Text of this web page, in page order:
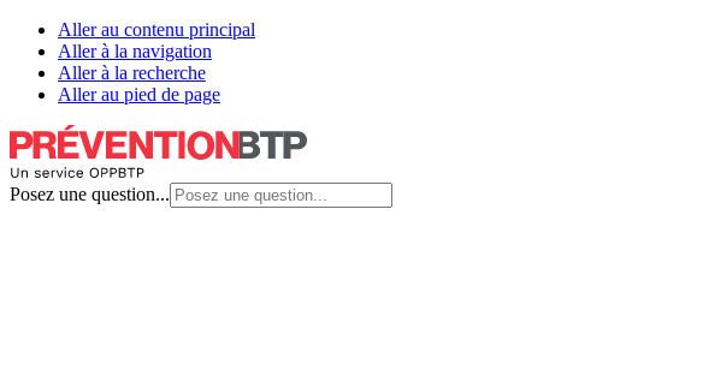
Aller au contenu principal
Aller à la navigation
Aller à la recherche
Aller au pied de page
Posez une question...